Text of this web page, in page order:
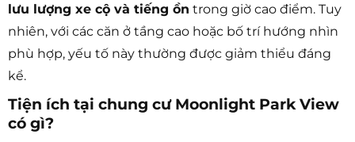
lưu lượng xe cộ và tiếng ồn trong giờ cao điểm. Tuy
nhiên, với các căn ở tầng cao hoặc bố trí hướng nhìn
phù hợp, yếu tố này thường được giảm thiểu đáng
kể.
Tiện ích tại chung cư Moonlight Park View
có gì?